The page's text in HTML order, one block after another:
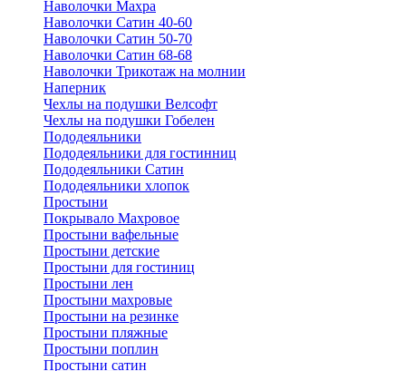
Наволочки Махра
Наволочки Сатин 40-60
Наволочки Сатин 50-70
Наволочки Сатин 68-68
Наволочки Трикотаж на молнии
Наперник
Чехлы на подушки Велсофт
Чехлы на подушки Гобелен
Пододеяльники
Пододеяльники для гостинниц
Пододеяльники Сатин
Пододеяльники хлопок
Простыни
Покрывало Махровое
Простыни вафельные
Простыни детские
Простыни для гостиниц
Простыни лен
Простыни махровые
Простыни на резинке
Простыни пляжные
Простыни поплин
Простыни сатин